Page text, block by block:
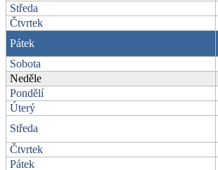
Středa
Čtvrtek
Pátek
Sobota
Neděle
Pondělí
Úterý
Středa
Čtvrtek
Pátek